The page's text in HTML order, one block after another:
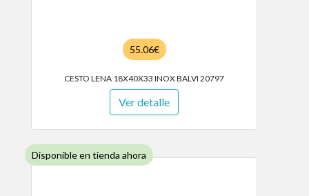
55.06€
CESTO LENA 18X40X33 INOX BALVI 20797
Ver detalle
Disponible en tienda ahora